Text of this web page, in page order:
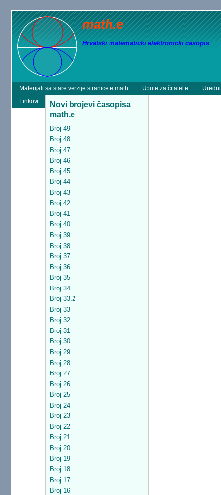
math.e
Hrvatski matematički elektronički časopis
Materijali sa stare verzije stranice e.math Upute za čitatelje
Linkovi
Novi brojevi časopisa
math.e
Broj 49
Broj 48
Broj 47
Broj 46
Broj 45
Broj 44
Broj 43
Broj 42
Broj 41
Broj 40
Broj 39
Broj 38
Broj 37
Broj 36
Broj 35
Broj 34
Broj 33.2
Broj 33
Broj 32
Broj 31
Broj 30
Broj 29
Broj 28
Broj 27
Broj 26
Broj 25
Broj 24
Broj 23
Broj 22
Broj 21
Broj 20
Broj 19
Broj 18
Broj 17
Broj 16